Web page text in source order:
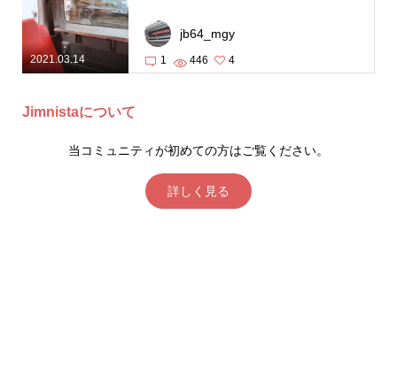
2021.03.14
jb64_mgy
1 446 4
Jimnistaについて
当コミュニティが初めての方はご覧ください。
詳しく見る